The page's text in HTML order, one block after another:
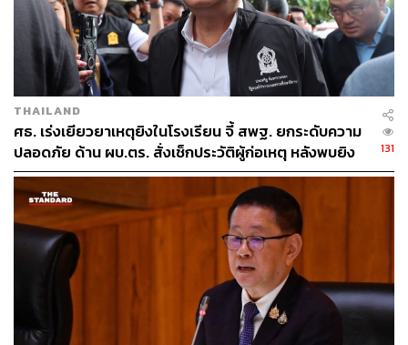
THAILAND
ศธ. เร่งเยียวยาเหตุยิงในโรงเรียน จี้ สพฐ. ยกระดับความ
ปลอดภัย ด้าน ผบ.ตร. สั่งเช็กประวัติผู้ก่อเหตุ หลังพบยิง
จุดตายแม่นยำ
131